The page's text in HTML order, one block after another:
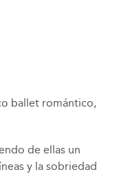
ballet romántico,
de ellas un
y la sobriedad